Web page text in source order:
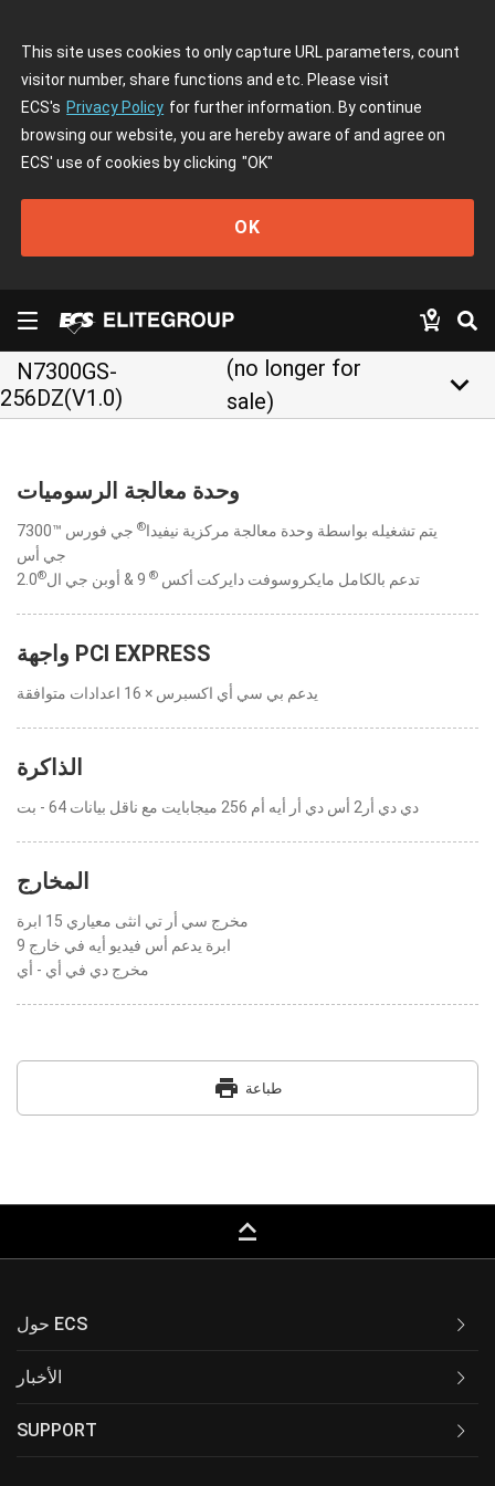
This site uses cookies to only capture URL parameters, count
visitor number, share functions and etc. Please visit
ECS's Privacy Policy for further information. By continue
browsing our website, you are hereby aware of and agree on
ECS' use of cookies by clicking "OK"
OK
N7300GS-
256DZ(V1.0)
(no longer for
sale)
keyboard_arrow_down
وحدة معالجة الرسوميات
يتم تشغيله بواسطة وحدة معالجة مركزية نيفيدا®
جي فورس ™7300
جي أس
تدعم بالكامل مايكروسوفت دايركت أكس ®
®
2.0
واجهة PCI EXPRESS
يدعم بي سي أي اكسبرس × 16 اعدادات متوافقة
الذاكرة
دي دي أر2 أس دي أر أيه أم 256 ميجابايت مع ناقل بيانات 64 - بت
المخارج
مخرج سي أر تي انثى معياري 15 ابرة
9 ابرة يدعم أس فيديو أيه في خارج
مخرج دي في أي - أي
print طباعة
keyboard_capslock
حول ECS
الأخبار
SUPPORT